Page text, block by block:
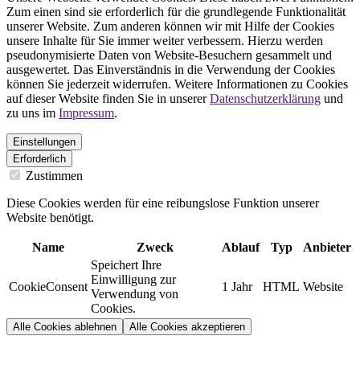
Zum einen sind sie erforderlich für die grundlegende Funktionalität
unserer Website. Zum anderen können wir mit Hilfe der Cookies
unsere Inhalte für Sie immer weiter verbessern. Hierzu werden
pseudonymisierte Daten von Website-Besuchern gesammelt und
ausgewertet. Das Einverständnis in die Verwendung der Cookies
können Sie jederzeit widerrufen. Weitere Informationen zu Cookies
auf dieser Website finden Sie in unsererDatenschutzerklärung und
zu uns im Impressum.
Einstellungen
Erforderlich
Zustimmen
Diese Cookies werden für eine reibungslose Funktion unserer
Website benötigt.
Name Zweck Ablauf Typ Anbieter
CookieConsent
Speichert Ihre
Einwilligung zur
Verwendung von
Cookies.
1 Jahr HTML Website
Alle Cookies ablehnen Alle Cookies akzeptieren